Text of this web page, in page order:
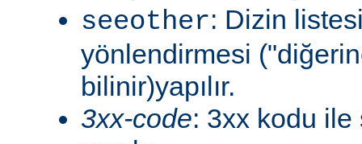
seeother: Dizin
yönlendirmesi
bilinir)yapılır.
3xx-code: 3xx kodu